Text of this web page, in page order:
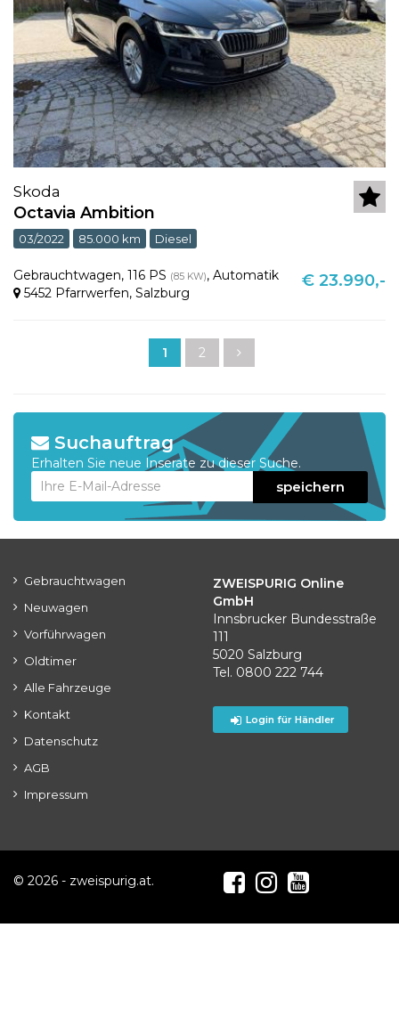
Skoda
Octavia Ambition
03/2022 85.000 km Diesel
Gebrauchtwagen, 116 PS (85 KW), Automatik
5452 Pfarrwerfen, Salzburg
€ 23.990,-
1 2
Suchauftrag
Erhalten Sie neue Inserate zu dieser Suche.
speichern
Gebrauchtwagen
Neuwagen
Vorführwagen
Oldtimer
Alle Fahrzeuge
Kontakt
Datenschutz
AGB
Impressum
ZWEISPURIG Online
GmbH
Innsbrucker Bundesstraße
111
5020 Salzburg
Tel. 0800 222 744
Login für Händler
© 2026 - zweispurig.at.